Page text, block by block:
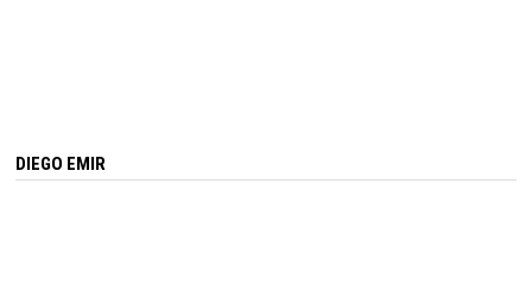
DIEGO EMIR